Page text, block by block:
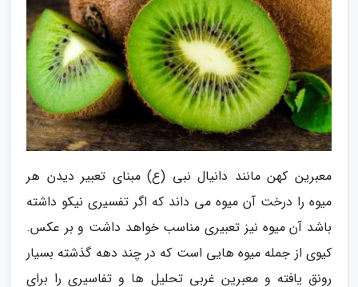
معبرین کهن مانند دانیال نبی (ع) مبنای تعبیر دیدن هر
میوه را درخت آن میوه می داند که اگر تفسیری نیکو داشته
باشد آن میوه نیز تعبیری مناسب خواهد داشت و بر عکس.
کیوی از جمله میوه هایی است که در چند دهه گذشته بسیار
رونق یافته و معبرین غربی تحلیل ها و تفاسیری را برای